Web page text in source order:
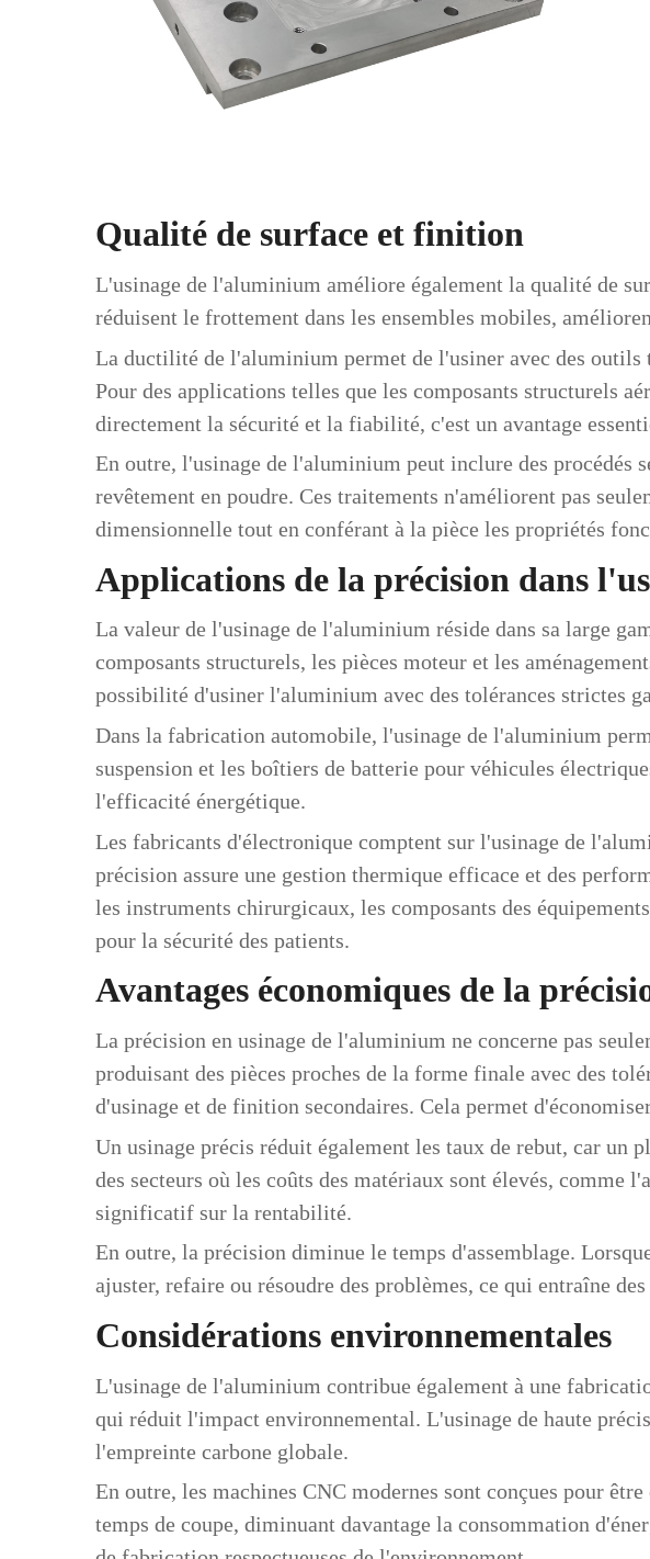
Qualité de surface et finition
L'usinage de l'aluminium améliore également la qualité de
réduisent le frottement dans les ensembles mobiles,
La ductilité de l'aluminium permet de l'usiner avec des outils
Pour des applications telles que les composants structurels
directement la sécurité et la fiabilité, c'est un avantage
En outre, l'usinage de l'aluminium peut inclure des procédés
revêtement en poudre. Ces traitements n'améliorent pas
dimensionnelle tout en conférant à la pièce les propriétés
Applications de la précision dans
La valeur de l'usinage de l'aluminium réside dans sa large
composants structurels, les pièces moteur et les
possibilité d'usiner l'aluminium avec des tolérances strictes
Dans la fabrication automobile, l'usinage de l'aluminium
suspension et les boîtiers de batterie pour véhicules
l'efficacité énergétique.
Les fabricants d'électronique comptent sur l'usinage de
précision assure une gestion thermique efficace et des
les instruments chirurgicaux, les composants des
pour la sécurité des patients.
Avantages économiques de la
La précision en usinage de l'aluminium ne concerne pas
produisant des pièces proches de la forme finale avec des
d'usinage et de finition secondaires. Cela permet
Un usinage précis réduit également les taux de rebut, car un
des secteurs où les coûts des matériaux sont élevés, comme
significatif sur la rentabilité.
En outre, la précision diminue le temps d'assemblage.
ajuster, refaire ou résoudre des problèmes, ce qui entraîne
Considérations environnementales
L'usinage de l'aluminium contribue également à une
qui réduit l'impact environnemental. L'usinage de haute
l'empreinte carbone globale.
En outre, les machines CNC modernes sont conçues pour
temps de coupe, diminuant davantage la consommation